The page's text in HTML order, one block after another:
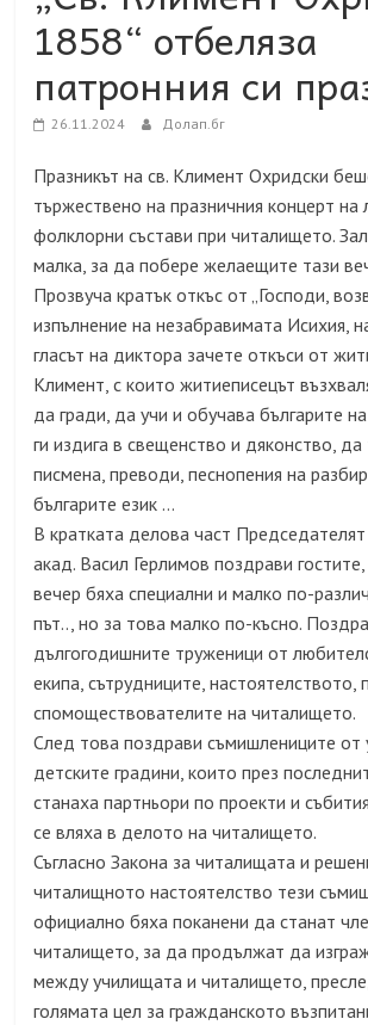
1858“ отбеляза
патронния си
26.11.2024 Долап.бг
Празникът на св. Климент Охридски
тържествено на празничния концерт на
фолклорни състави при читалището.
малка, за да побере желаещите тази
Прозвуча кратък откъс от „Господи,
изпълнение на незабравимата Исихия,
гласът на диктора зачете откъси от
Климент, с които житиеписецът
да гради, да учи и обучава българите
ги издига в свещенство и дяконство, да
писмена, преводи, песнопения на
българите език …
В кратката делова част
акад. Васил Герлимов поздрави
вечер бяха специални и малко по-
път.., но за това малко по-късно.
дългогодишните труженици от
екипа, сътрудниците, настоятелството,
спомоществователите на читалището.
След това поздрави съмишлениците от
детските градини, които през
станаха партньори по проекти и
се вляха в делото на читалището.
Съгласно Закона за читалищата и
читалищното настоятелство тези
официално бяха поканени да станат
читалището, за да продължат да
между училищата и читалището,
голямата цел за гражданското